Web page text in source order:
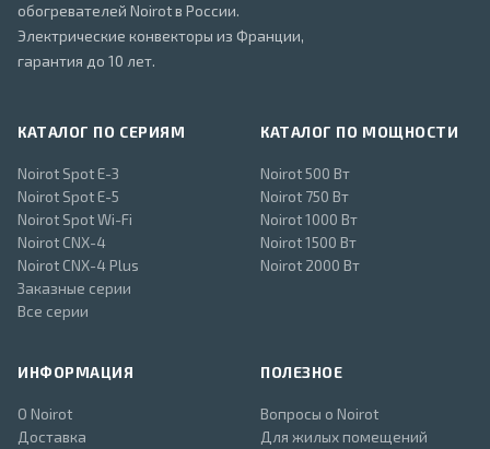
обогревателей Noirot в России.
Электрические конвекторы из Франции,
гарантия до 10 лет.
КАТАЛОГ ПО СЕРИЯМ
Noirot Spot E-3
Noirot Spot E-5
Noirot Spot Wi-Fi
Noirot CNX-4
Noirot CNX-4 Plus
Заказные серии
Все серии
КАТАЛОГ ПО МОЩНОСТИ
Noirot 500 Вт
Noirot 750 Вт
Noirot 1000 Вт
Noirot 1500 Вт
Noirot 2000 Вт
ИНФОРМАЦИЯ
О Noirot
Доставка
ПОЛЕЗНОЕ
Вопросы о Noirot
Для жилых помещений